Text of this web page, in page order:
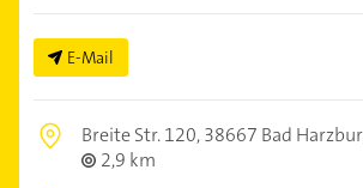
E-Mail
Breite Str. 120,38667 Bad
2,9 km